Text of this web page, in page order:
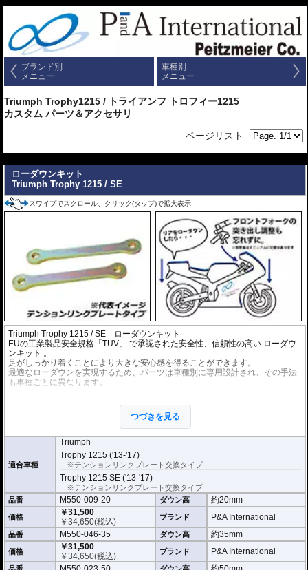
ブランド別
メニュー
車種別
メニュー
Triumph Trophy1215 / トライアンフ トロフィー1215
カスタム パーツ＆アクセサリ
ページリスト
ローダウンキット
Triumph Trophy 1215 / SE
スワイプでスクロール、クリック(タップ)で拡大表示
Triumph Trophy 1215 / SE ローダウンキット
EUの工業製品安全規格「TÜV」 で承認された安全性、信頼性の高い ローダウ
ンキット 。
足がしっかり着くことにより大きな安心感を得ることができます。
最適なローダウンを実現するため、パーツは車種別に専用設計され、その手法
も車種ごとに異なります。
お勧めいたします。(ショートサイドスタンドはお客様にてご用意ください。)
※ダウンする高さによっては、センタースタンドが使用できない、または、取
り外さなくてはいけない場合があります。
※写真は同系ローダウンパーツの代表写真です。実際の商品とは異なる場合が
※フロントフォークの突き出し量を合わせて調整することをお勧めします。(調
整可能な車種の場合。推奨調整値はマニュアルに記載)
※安全に関する重要なパーツの為、プロショップによる取付を行ってくださ
い。個人でお取付の場合、弊社ではいかなる事象においてその責を負うことが
できません。
つづきを見る
適合車種
Triumph
Trophy 1215 ('13-'17)
※テンションリンクプレート交換タイプ
Trophy 1215 SE ('13-'17)
※テンションリンクプレート交換タイプ
品番
M550-009-20 ダウン高 約20mm
価格
￥31,500
￥34,650(税込) ブランド P&A International
品番 M550-046-35 ダウン高 約35mm
価格
￥31,500
￥34,650(税込) ブランド P&A International